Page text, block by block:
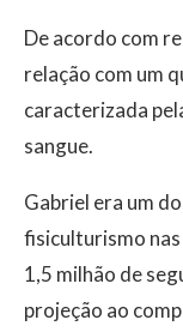
De acordo com
relação com um
caracterizada
sangue.
Gabriel era um
fisiculturismo nas
1,5 milhão de
projeção ao